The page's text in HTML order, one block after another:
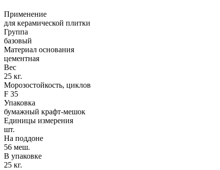
Применение
для керамической плитки
Группа
базовый
Материал основания
цементная
Вес
25 кг.
Морозостойкость, циклов
F 35
Упаковка
бумажный крафт-мешок
Единицы измерения
шт.
На поддоне
56 меш.
В упаковке
25 кг.